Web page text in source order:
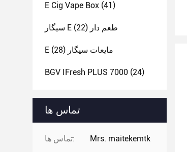
E Cig Vape Box (41)
سیگار E طعم دار (22)
E مایعات سیگار (28)
BGV IFresh PLUS 7000 (24)
تماس ها
تماس ها: Mrs. maitekemtk